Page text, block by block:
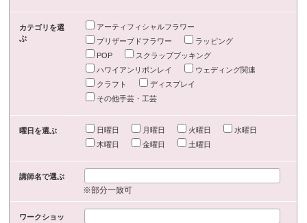
カテゴリを選
ぶ
アーティフィシャルフラワー
プリザーブドフラワー
ラッピング
POP
スクラップブッキング
ハワイアンリボンレイ
ウェディング関連
クラフト
ディスプレイ
その他手芸・工芸
曜日を選ぶ 日曜日 月曜日 火曜日
水曜日
木曜日
金曜日 土曜日
講師名で選ぶ
※部分一致可
ワークショッ